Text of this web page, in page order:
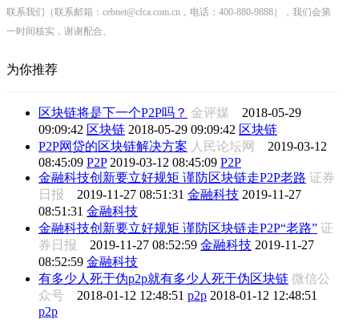
联系我们（联系邮箱：cebnet@cfca.com.cn，电话：400-880-9888），我们会第
一时间核实，谢谢配合。
为你推荐
区块链将是下一个P2P吗？ 金评媒 2018-05-29
09:09:42 区块链 2018-05-29 09:09:42 区块链
P2P网贷的区块链解决方案 人民论坛网 2019-03-12
08:45:09 P2P 2019-03-12 08:45:09 P2P
金融科技创新要立好规矩 谨防区块链走P2P老路 证券
日报 2019-11-27 08:51:31 金融科技 2019-11-27
08:51:31 金融科技
金融科技创新要立好规矩 谨防区块链走P2P“老路” 证
券日报 2019-11-27 08:52:59 金融科技 2019-11-27
08:52:59 金融科技
有多少人死于伪p2p就有多少人死于伪区块链 微信公
众号 2018-01-12 12:48:51 p2p 2018-01-12 12:48:51
p2p